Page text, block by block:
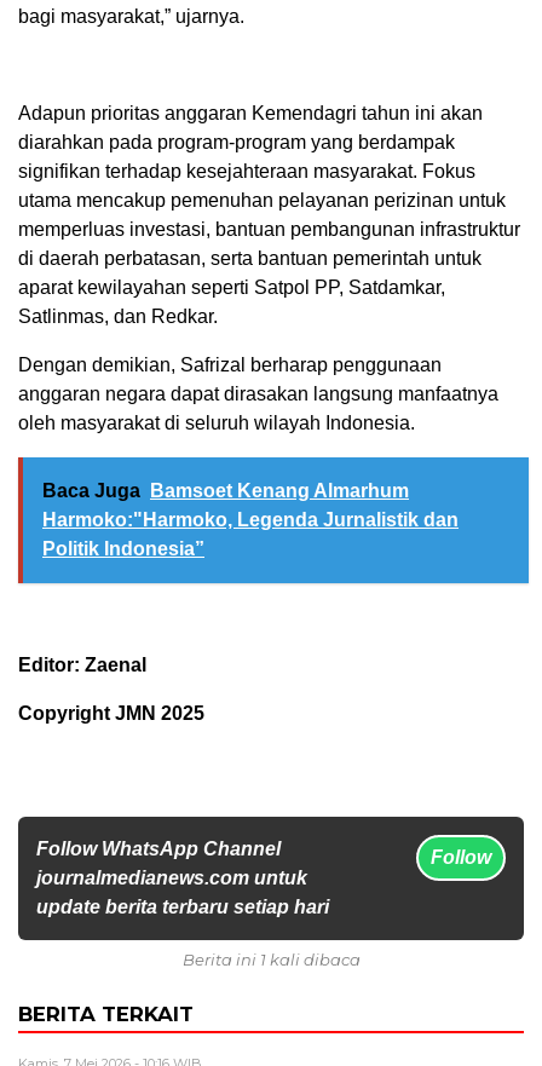
bagi masyarakat,” ujarnya.
Adapun prioritas anggaran Kemendagri tahun ini akan
diarahkan pada program-program yang berdampak
signifikan terhadap kesejahteraan masyarakat. Fokus
utama mencakup pemenuhan pelayanan perizinan untuk
memperluas investasi, bantuan pembangunan infrastruktur
di daerah perbatasan, serta bantuan pemerintah untuk
aparat kewilayahan seperti Satpol PP, Satdamkar,
Satlinmas, dan Redkar.
Dengan demikian, Safrizal berharap penggunaan
anggaran negara dapat dirasakan langsung manfaatnya
oleh masyarakat di seluruh wilayah Indonesia.
Baca Juga
Bamsoet Kenang Almarhum
Harmoko:"Harmoko, Legenda Jurnalistik dan
Politik Indonesia”
Editor: Zaenal
Copyright JMN 2025
Follow WhatsApp Channel
journalmedianews.com untuk
update berita terbaru setiap hari
Follow
Berita ini 1 kali dibaca
BERITA TERKAIT